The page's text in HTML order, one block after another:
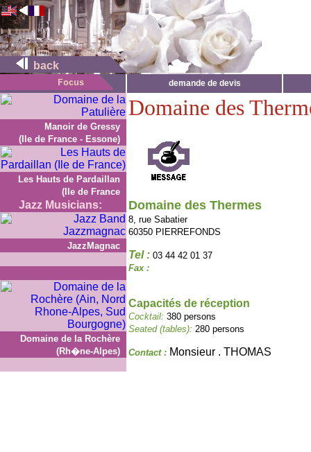
back
demande de devis
Manoir de Gressy
(Ile de France - Essone)
Les Hauts de Pardaillan
(Ile de France
Jazz Musicians:
JazzMagnac
Domaine de la Rochère
(Rh�ne-Alpes)
Domaine des
Domaine des Thermes
8, rue Sabatier
60350 PIERREFONDS
Tel : 03 44 42 01 37
Fax :
Capacités de réception
Cocktail: 380 persons
Seated (tables): 280 persons
Contact : Monsieur . THOMAS